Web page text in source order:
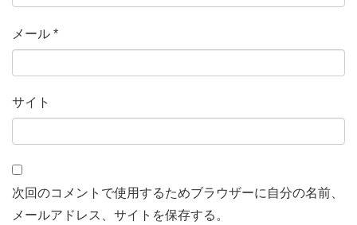
メール *
サイト
次回のコメントで使用するためブラウザーに自分の名前、
メールアドレス、サイトを保存する。